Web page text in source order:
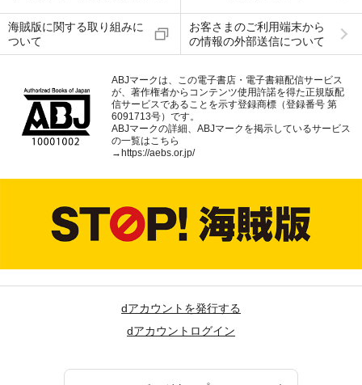
海賊版に関する取り組みに
ついて
お客さまのご利用端末から
の情報の外部送信について
ABJマークは、この電子書店・電子書籍配信サービス
が、著作権者からコンテンツ使用許諾を得た正規版配
信サービスであることを示す登録商標（登録番号 第
6091713号）です。
ABJマークの詳細、ABJマークを掲示しているサービス
の一覧はこちら
→https://aebs.or.jp/
dアカウントを発行する
dアカウントログイン